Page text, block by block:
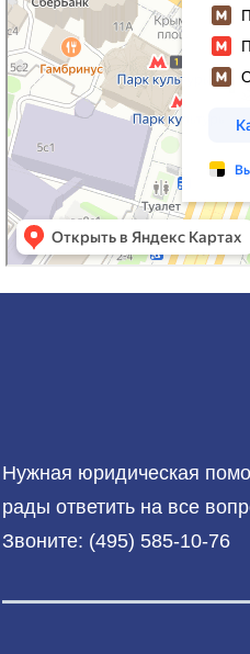
Нужная юридическая
рады ответить на все
Звоните: (495) 585-10-76